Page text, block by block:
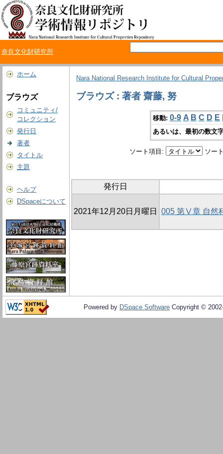
奈良文化財研究所
ホーム
ブラウズ
コミュニティ/
コレクション
発行日
著者
タイトル
主題
ヘルプ
DSpaceについて
Nara National Research Institute for Cultural
ブラウズ : 著者 齋藤, 努
移動: 0-9 A B C D E
あるいは、最初の数文
ソート項目: ソー
発行日
2021年12月20日月曜日 005 第Ⅴ章 自然
Powered by DSpace Software Copyright ©